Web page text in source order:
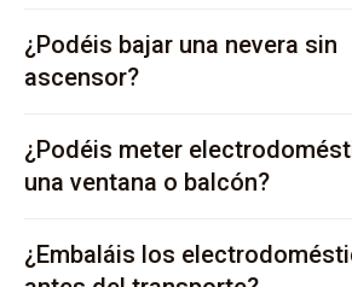
¿Podéis bajar una nevera sin
ascensor?
¿Podéis meter
una ventana o balcón?
¿Embaláis los